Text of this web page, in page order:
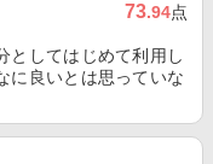
73.94点
としてはじめて利用し
に良いとは思っていな